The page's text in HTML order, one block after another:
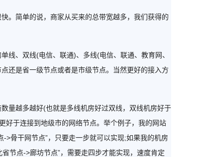
简单的说，商家从买来的总带宽越多，我们获得的
、双线(电信、联通)、多线(电信、联通、教育网、
还是省一级节点或者是市级节点。当然更好的接入方
越多越好(也就是多线机房好过双线，双线机房好于
好于连接到地级市的网络节点。举个例子，我的网站
>骨干网节点”，只要走一步就可以实现;如果我的机房
节点->廊坊节点”，需要走四步才能实现，速度肯定